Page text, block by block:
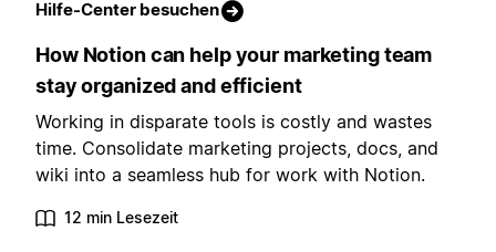
Hilfe-Center besuchen
How Notion can help your marketing team
stay organized and efficient
Working in disparate tools is costly and wastes
time. Consolidate marketing projects, docs, and
wiki into a seamless hub for work with Notion.
12 min Lesezeit